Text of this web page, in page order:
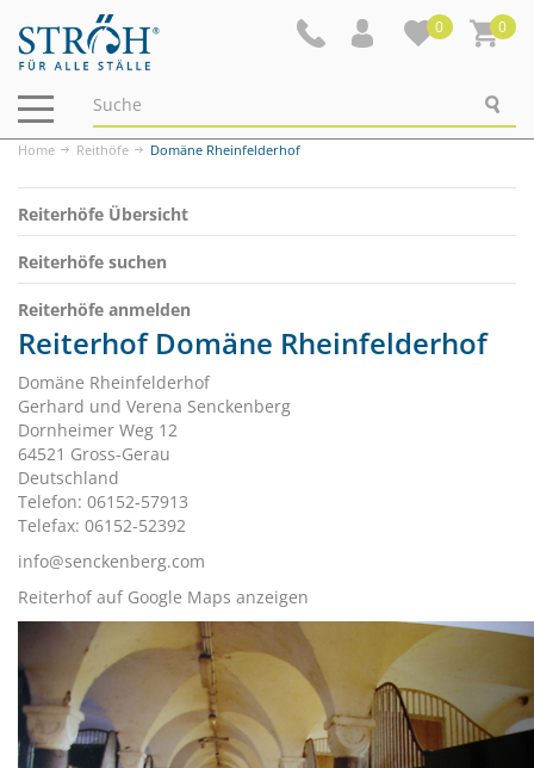
0 0
Navigation
ein-/ausblenden
Home Reithöfe Domäne Rheinfelderhof
Reiterhöfe Übersicht
Reiterhöfe suchen
Reiterhöfe anmelden
Reiterhof Domäne Rheinfelderhof
Domäne Rheinfelderhof
Gerhard und Verena Senckenberg
Dornheimer Weg 12
64521 Gross-Gerau
Deutschland
Telefon: 06152-57913
Telefax: 06152-52392
info@senckenberg.com
Reiterhof auf Google Maps anzeigen